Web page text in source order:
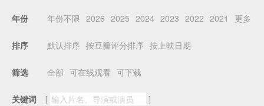
年份 年份不限 2026 2025 2024 2023 2022 2021 更多
排序 默认排序 按豆瓣评分排序 按上映日期
筛选 全部 可在线观看 可下载
关键词 [ ]